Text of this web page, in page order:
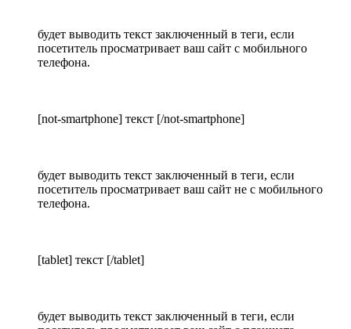
будет выводить текст заключенный в теги, если
посетитель просматривает ваш сайт с мобильного
телефона.
[not-smartphone] текст [/not-smartphone]
будет выводить текст заключенный в теги, если
посетитель просматривает ваш сайт не с мобильного
телефона.
[tablet] текст [/tablet]
будет выводить текст заключенный в теги, если